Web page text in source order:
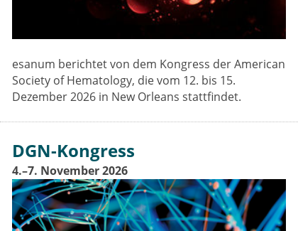
esanum berichtet von dem Kongress der American
Society of Hematology, die vom 12. bis 15.
Dezember 2026 in New Orleans stattfindet.
DGN-Kongress
4.–7. November 2026